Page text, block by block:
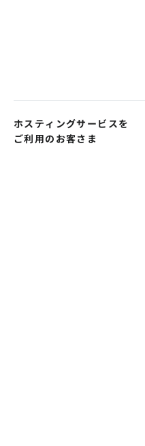
ホスティングサービスを
ご利用のお客さま